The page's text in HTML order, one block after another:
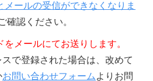
メールの受信ができなくなりま
確認ください。
をメールにてお送りします。
で登録された場合は、改めて
お問い合わせフォーム よりお問